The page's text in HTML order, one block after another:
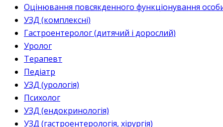
Оцінювання повсякденного функціонування
УЗД (комплексні)
Гастроентеролог (дитячий і дорослий)
Уролог
Терапевт
Педіатр
УЗД (урологія)
Психолог
УЗД (ендокринологія)
УЗД (гастроентерологія, хірургія)